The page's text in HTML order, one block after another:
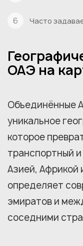
Часто
ОАЭ на
Объединённые
уникальное
которое
транспортный
Азией, Африкой
определяет
эмиратов и
соседними